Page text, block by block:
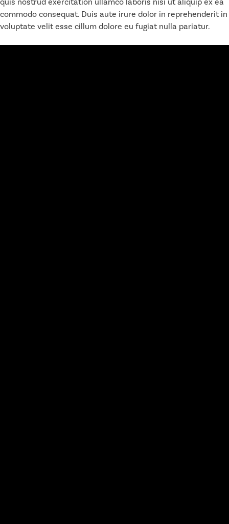
quis nostrud exercitation ullamco laboris nisi ut aliquip ex ea
commodo consequat. Duis aute irure dolor in reprehenderit in
voluptate velit esse cillum dolore eu fugiat nulla pariatur.